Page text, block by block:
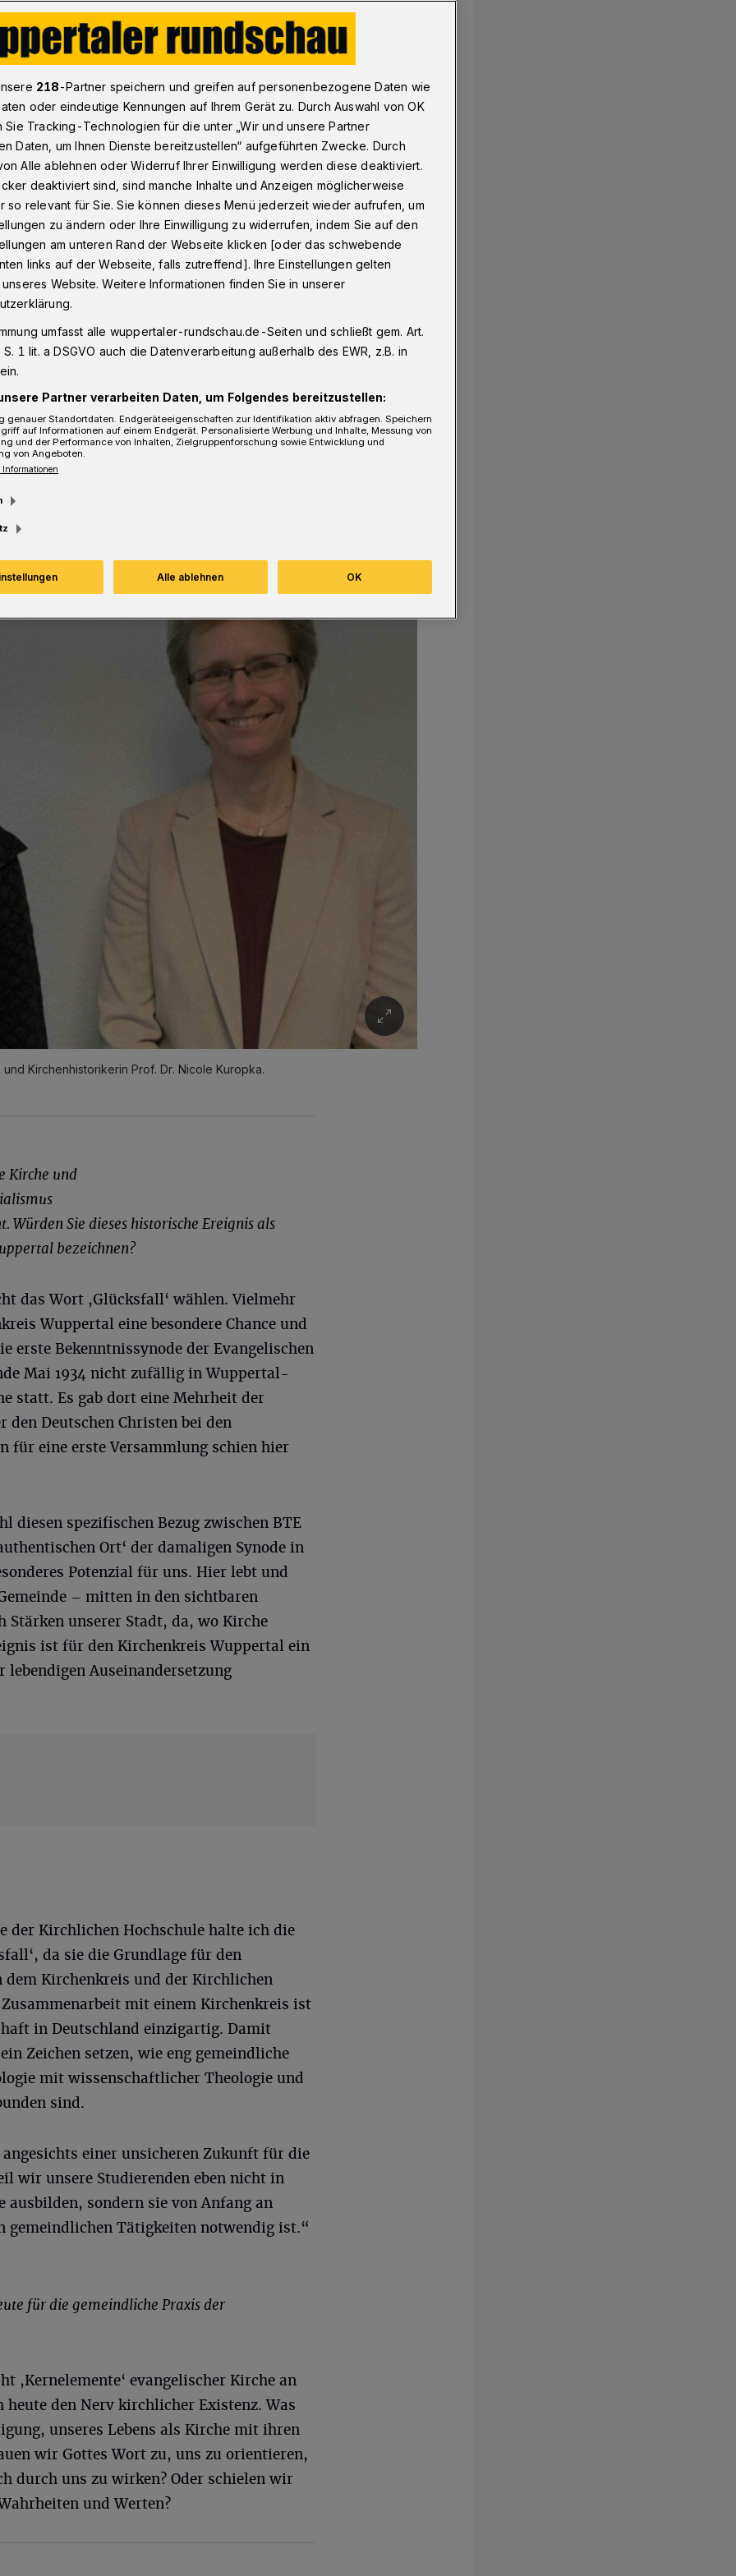
Erklärung: „Kern kirchlicher Existenz“​
kirchlicher
Erklärung (BTE) wird 90 Jahre
heute noch für Kirche und
Frank Grünberg (KiHo) mit
Kuropka.
Kirchenhistorikerin Prof. Dr. Nicole Kuropka.
Kirche und
Sie dieses historische Ereignis als
bezeichnen?
das Wort ,Glücksfall‘ wählen. Vielmehr
Wuppertal eine besondere Chance und
erste Bekenntnissynode der Evangelischen
Mai 1934 nicht zufällig in Wuppertal-
statt. Es gab dort eine Mehrheit der
den Deutschen Christen bei den
für eine erste Versammlung schien hier
diesen spezifischen Bezug zwischen BTE
Ort‘ der damaligen Synode in
Potenzial für uns. Hier lebt und
– mitten in den sichtbaren
Stärken unserer Stadt, da, wo Kirche
ist für den Kirchenkreis Wuppertal ein
Auseinandersetzung
der Kirchlichen Hochschule halte ich die
da sie die Grundlage für den
Kirchenkreis und der Kirchlichen
mit einem Kirchenkreis ist
in Deutschland einzigartig. Damit
Zeichen setzen, wie eng gemeindliche
mit wissenschaftlicher Theologie und
sind.
einer unsicheren Zukunft für die
wir unsere Studierenden eben nicht in
ausbilden, sondern sie von Anfang an
gemeindlichen Tätigkeiten notwendig ist.“
für die gemeindliche Praxis der
,Kernelemente‘ evangelischer Kirche an
den Nerv kirchlicher Existenz. Was
unseres Lebens als Kirche mit ihren
wir Gottes Wort zu, uns zu orientieren,
durch uns zu wirken? Oder schielen wir
und Werten?
218-Partner speichern und greifen auf personenbezogene Daten wie
oder eindeutige Kennungen auf Ihrem Gerät zu. Durch Auswahl von OK
Sie Tracking-Technologien für die unter „Wir und unsere Partner
Daten, um Ihnen Dienste bereitzustellen“ aufgeführten Zwecke. Durch
Alle ablehnen oder Widerruf Ihrer Einwilligung werden diese deaktiviert.
deaktiviert sind, sind manche Inhalte und Anzeigen möglicherweise
so relevant für Sie. Sie können dieses Menü jederzeit wieder aufrufen, um
zu ändern oder Ihre Einwilligung zu widerrufen, indem Sie auf den
am unteren Rand der Webseite klicken [oder das schwebende
links auf der Webseite, falls zutreffend]. Ihre Einstellungen gelten
Website. Weitere Informationen finden Sie in unserer
umfasst alle wuppertaler-rundschau.de-Seiten und schließt gem. Art.
1 lit. a DSGVO auch die Datenverarbeitung außerhalb des EWR, z.B. in
Partner verarbeiten Daten, um Folgendes bereitzustellen:
genauer Standortdaten. Endgeräteeigenschaften zur Identifikation aktiv abfragen. Speichern
auf Informationen auf einem Endgerät. Personalisierte Werbung und Inhalte, Messung von
und der Performance von Inhalten, Zielgruppenforschung sowie Entwicklung und
von Angeboten.
Alle ablehnen OK